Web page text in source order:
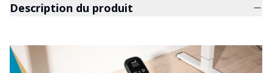
Description du produit